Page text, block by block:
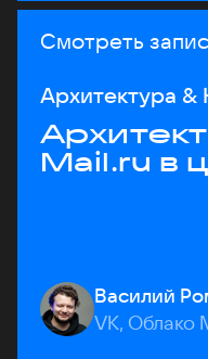
Смотреть
Архитектура &
Mail.ru в
Василий
VK, Облако